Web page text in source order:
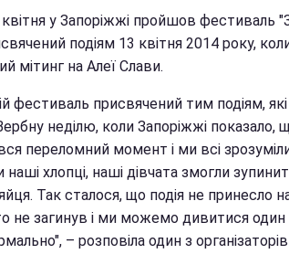
у Запоріжжі пройшов фестиваль
подіям 13 квітня 2014 року,
мітинг на Алеї Слави.
фестиваль присвячений тим подіям,
неділю, коли Запоріжжі показало,
переломний момент і ми всі
хлопці, наші дівчата змогли
Так сталося, що подія не принесло
не загинув і ми можемо дивитися один
– розповіла один з